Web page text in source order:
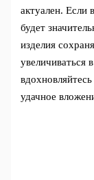
актуален. Если
будет
изделия
увеличиваться
удачное